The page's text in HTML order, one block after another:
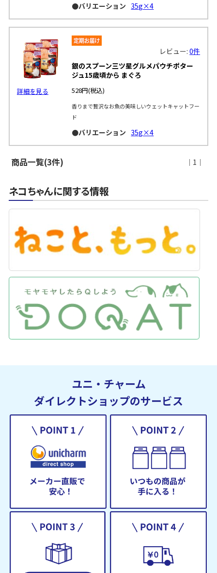
●バリエーション 35g×4
詳細を見る
レビュー:0件
銀のスプーン三ツ星グルメパウチポター
ジュ15歳頃から まぐろ
528円(税込)
香りまで贅沢なお魚の美味しいウェットキャットフー
ド
●バリエーション 35g×4
商品一覧(3件) ｜1｜
ネコちゃんに関する情報
ユニ・チャーム
ダイレクトショップのサービス